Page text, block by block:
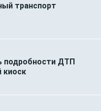
транспорт
подробности ДТП
киоск